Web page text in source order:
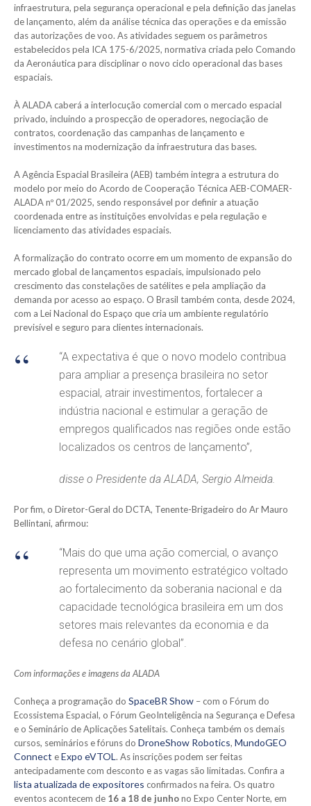
infraestrutura, pela segurança operacional e pela definição das janelas
de lançamento, além da análise técnica das operações e da emissão
das autorizações de voo. As atividades seguem os parâmetros
estabelecidos pela ICA 175-6/2025, normativa criada pelo Comando
da Aeronáutica para disciplinar o novo ciclo operacional das bases
espaciais.
À ALADA caberá a interlocução comercial com o mercado espacial
privado, incluindo a prospecção de operadores, negociação de
contratos, coordenação das campanhas de lançamento e
investimentos na modernização da infraestrutura das bases.
A Agência Espacial Brasileira (AEB) também integra a estrutura do
modelo por meio do Acordo de Cooperação Técnica AEB-COMAER-
ALADA nº 01/2025, sendo responsável por definir a atuação
coordenada entre as instituições envolvidas e pela regulação e
licenciamento das atividades espaciais.
A formalização do contrato ocorre em um momento de expansão do
mercado global de lançamentos espaciais, impulsionado pelo
crescimento das constelações de satélites e pela ampliação da
demanda por acesso ao espaço. O Brasil também conta, desde 2024,
com a Lei Nacional do Espaço que cria um ambiente regulatório
previsível e seguro para clientes internacionais.
“A expectativa é que o novo modelo contribua
para ampliar a presença brasileira no setor
espacial, atrair investimentos, fortalecer a
indústria nacional e estimular a geração de
empregos qualificados nas regiões onde estão
localizados os centros de lançamento”,
disse o Presidente da ALADA, Sergio Almeida.
Por fim, o Diretor-Geral do DCTA, Tenente-Brigadeiro do Ar Mauro
Bellintani, afirmou:
“Mais do que uma ação comercial, o avanço
representa um movimento estratégico voltado
ao fortalecimento da soberania nacional e da
capacidade tecnológica brasileira em um dos
setores mais relevantes da economia e da
defesa no cenário global”.
Com informações e imagens da ALADA
Conheça a programação do SpaceBR Show – com o Fórum do
Ecossistema Espacial, o Fórum GeoInteligência na Segurança e Defesa
e o Seminário de Aplicações Satelitais. Conheça também os demais
cursos, seminários e fóruns do DroneShow Robotics, MundoGEO
Connect eExpo eVTOL. As inscrições podem ser feitas
antecipadamente com desconto e as vagas são limitadas. Confira a
lista atualizada de expositores confirmados na feira. Os quatro
eventos acontecem de 16 a 18 de junhono Expo Center Norte, em